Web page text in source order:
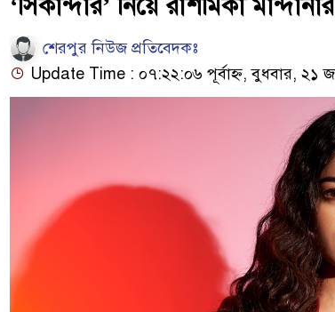
শেরপুর নিউজ প্রতিবেদকঃ
Update Time : ০৭:২২:০৬ পূর্বাহ্ন, বুধবার, ২১